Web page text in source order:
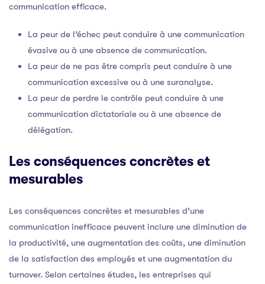
communication efficace.
La peur de l’échec peut conduire à une communication
évasive ou à une absence de communication.
La peur de ne pas être compris peut conduire à une
communication excessive ou à une suranalyse.
La peur de perdre le contrôle peut conduire à une
communication dictatoriale ou à une absence de
délégation.
Les conséquences concrètes et
mesurables
Les conséquences concrètes et mesurables d’une
communication inefficace peuvent inclure une diminution de
la productivité, une augmentation des coûts, une diminution
de la satisfaction des employés et une augmentation du
turnover. Selon certaines études, les entreprises qui